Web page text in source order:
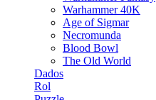
Warhammer 40K
Age of Sigmar
Necromunda
Blood Bowl
The Old World
Dados
Rol